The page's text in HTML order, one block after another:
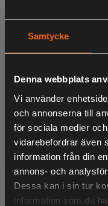
Samtycke
Denna webbplats
Vi använder
och annonserna till
för sociala medier
vidarebefordrar även
information från din
annons- och
Dessa kan i sin tur
information som du
Mörkoliv/
1 499:-
inklusive moms